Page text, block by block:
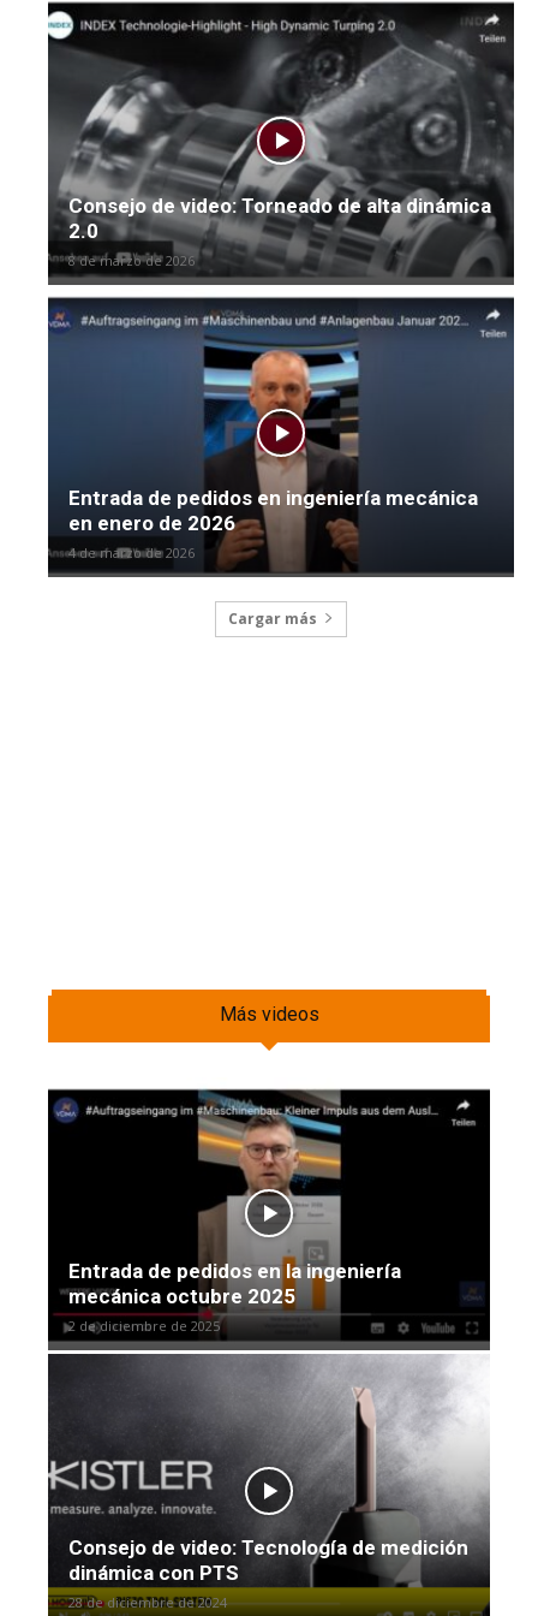
Consejo de video: Torneado de alta dinámica
2.0
8 de marzo de 2026
Entrada de pedidos en ingeniería mecánica
en enero de 2026
4 de marzo de 2026
Cargar más
Más videos
Entrada de pedidos en la ingeniería
mecánica octubre 2025
2 de diciembre de 2025
Consejo de video: Tecnología de medición
dinámica con PTS
28 de diciembre de 2024